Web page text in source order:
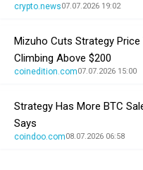
crypto.news07.07.2026 19:02
Mizuho Cuts Strategy
Climbing Above $200
coinedition.com07.07.2026 15:00
Strategy Has More BTC
Says
coindoo.com08.07.2026 06:58